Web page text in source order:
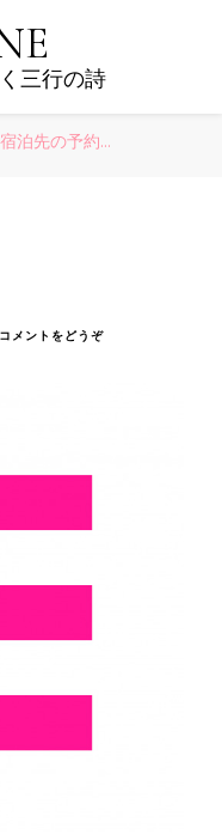
三行の詩
宿泊先の予約…
コメントをどうぞ(宿